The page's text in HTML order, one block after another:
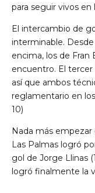
para seguir vivos en
El intercambio de
interminable.
encima, los de Fran
encuentro. El
así que ambos
reglamentario en
10)
Nada más
Las Palmas logró
gol de Jorge Llinas
logró finalmente la